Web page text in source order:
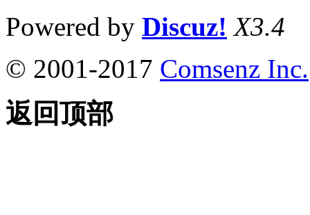
Powered by Discuz! X3.4
© 2001-2017 Comsenz Inc.
返回顶部